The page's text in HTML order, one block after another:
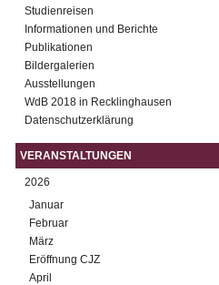
Studienreisen
Informationen und Berichte
Publikationen
Bildergalerien
Ausstellungen
WdB 2018 in Recklinghausen
Datenschutzerklärung
VERANSTALTUNGEN
2026
Januar
Februar
März
Eröffnung CJZ
April